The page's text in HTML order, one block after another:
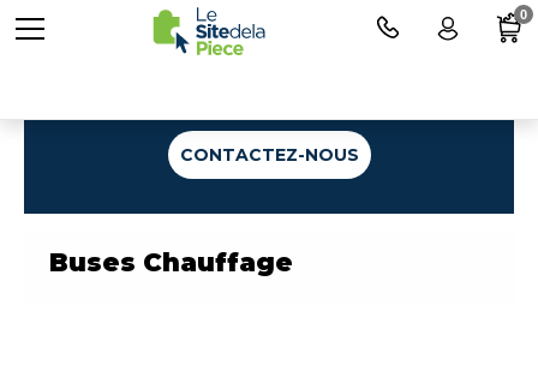
CONTACTEZ-NOUS
Buses Chauffage
0